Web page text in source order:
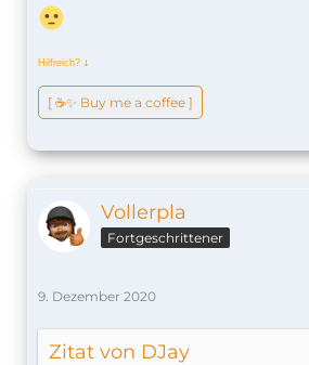
Hilfreich? ↆ
[ ☕️✨ Buy me a coffee ]
Vollerpla
Fortgeschrittener
9. Dezember 2020
Zitat von DJay